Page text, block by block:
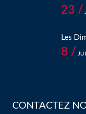
23 /
Les
8 /
CONTACTEZ